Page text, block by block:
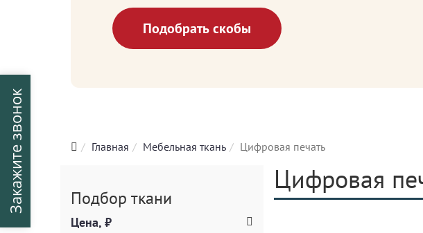
Подобрать скобы
Главная Мебельная ткань Цифровая печать
Подбор ткани
Цена, ₽
Цифровая
Закажите звонок